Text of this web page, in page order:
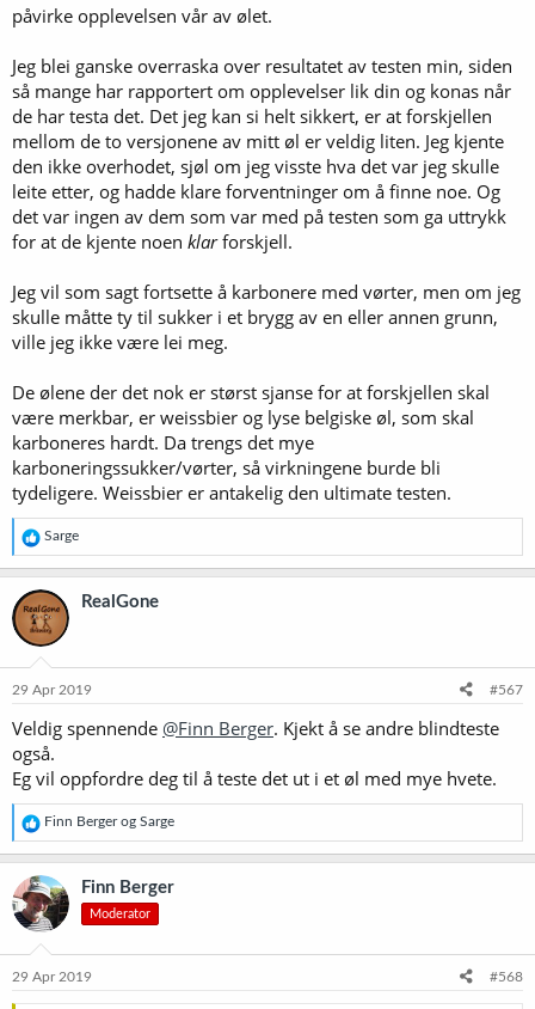
beskrev at hun smakte forskjell, og det hun beskrev var i noenlunde
at speise var best at jeg har konvertert til det. For mitt siste brygg
glemte jeg å ta av speise. Det betyr sukkerkarbonering igjen. Det blir
spennende om forventningen min gjør at dette oppleves som et
underlegent øl, til tross for Finns interessante eksperiment. Som
sagt: Forventningsbias er en kraftig faktor, selv når man er klar over
den.
Det var en stund jeg drev som skribent og tester av hifiutstyr. Jeg
var klar over dette, og jeg gjorde et poeng av å ikke lese noe om
være så subjektivt objektiv som mulig. Jeg forsøkte å unngå
reklame, andre omtaler og å diskutere produktene med andre før
testene var gjennomført og artikkelen skrevet. Det er utrolig
vanskelig å ikke ha forventingsbias. Tester man en høyttaler, vil
er det vanskelig å unngå.
Beklager at jeg sporet av. Alt dette var ikke relevant til
vørterkarbonering...
påvirke opplevelsen vår av ølet.
Jeg blei ganske overraska over resultatet av testen min, siden
så mange har rapportert om opplevelser lik din og konas når
de har testa det. Det jeg kan si helt sikkert, er at forskjellen
mellom de to versjonene av mitt øl er veldig liten. Jeg kjente
den ikke overhodet, sjøl om jeg visste hva det var jeg skulle
leite etter, og hadde klare forventninger om å finne noe. Og
det var ingen av dem som var med på testen som ga uttrykk
for at de kjente noen klarforskjell.
Jeg vil som sagt fortsette å karbonere med vørter, men om jeg
skulle måtte ty til sukker i et brygg av en eller annen grunn,
ville jeg ikke være lei meg.
De ølene der det nok er størst sjanse for at forskjellen skal
være merkbar, er weissbier og lyse belgiske øl, som skal
karboneres hardt. Da trengs det mye
karboneringssukker/vørter, så virkningene burde bli
tydeligere. Weissbier er antakelig den ultimate testen.
R
e
a
k
s
j
o
e
:
Sarge
RealGone
29 Apr 2019 #567
Veldig spennende @Finn Berger. Kjekt å se andre blindteste
også.
Eg vil oppfordre deg til å teste det ut i et øl med mye hvete.
R
e
a
k
s
j
o
e
Finn Bergerog Sarge
Finn Berger
Moderator
29 Apr 2019 #568